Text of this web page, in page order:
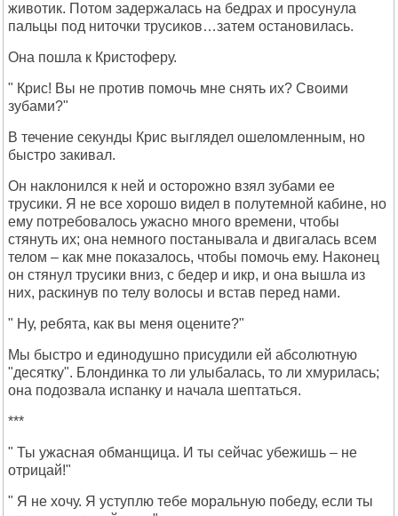
животик. Потом задержалась на бедрах и просунула
пальцы под ниточки трусиков…затем остановилась.
Она пошла к Кристоферу.
" Крис! Вы не против помочь мне снять их? Своими
зубами?"
В течение секунды Крис выглядел ошеломленным, но
быстро закивал.
Он наклонился к ней и осторожно взял зубами ее
трусики. Я не все хорошо видел в полутемной кабине, но
ему потребовалось ужасно много времени, чтобы
стянуть их; она немного постанывала и двигалась всем
телом – как мне показалось, чтобы помочь ему. Наконец
он стянул трусики вниз, с бедер и икр, и она вышла из
них, раскинув по телу волосы и встав перед нами.
" Ну, ребята, как вы меня оцените?"
Мы быстро и единодушно присудили ей абсолютную
"десятку". Блондинка то ли улыбалась, то ли хмурилась;
она подозвала испанку и начала шептаться.
***
" Ты ужасная обманщица. И ты сейчас убежишь – не
отрицай!"
" Я не хочу. Я уступлю тебе моральную победу, если ты